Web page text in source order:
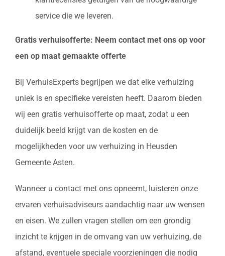
service die we leveren.
Gratis verhuisofferte: Neem contact met ons op voor
een op maat gemaakte offerte
Bij VerhuisExperts begrijpen we dat elke verhuizing
uniek is en specifieke vereisten heeft. Daarom bieden
wij een gratis verhuisofferte op maat, zodat u een
duidelijk beeld krijgt van de kosten en de
mogelijkheden voor uw verhuizing in Heusden
Gemeente Asten.
Wanneer u contact met ons opneemt, luisteren onze
ervaren verhuisadviseurs aandachtig naar uw wensen
en eisen. We zullen vragen stellen om een grondig
inzicht te krijgen in de omvang van uw verhuizing, de
afstand, eventuele speciale voorzieningen die nodig